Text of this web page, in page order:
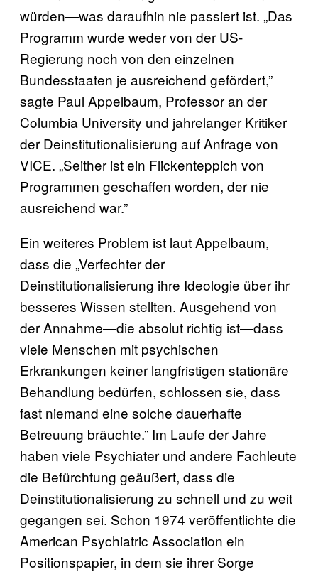
würden—was daraufhin nie passiert ist. „Das
Programm wurde weder von der US-
Regierung noch von den einzelnen
Bundesstaaten je ausreichend gefördert,”
sagte Paul Appelbaum, Professor an der
Columbia University und jahrelanger Kritiker
der Deinstitutionalisierung auf Anfrage von
VICE. „Seither ist ein Flickenteppich von
Programmen geschaffen worden, der nie
ausreichend war.”
Ein weiteres Problem ist laut Appelbaum,
dass die „Verfechter der
Deinstitutionalisierung ihre Ideologie über ihr
besseres Wissen stellten. Ausgehend von
der Annahme—die absolut richtig ist—dass
viele Menschen mit psychischen
Erkrankungen keiner langfristigen stationäre
Behandlung bedürfen, schlossen sie, dass
fast niemand eine solche dauerhafte
Betreuung bräuchte.” Im Laufe der Jahre
haben viele Psychiater und andere Fachleute
die Befürchtung geäußert, dass die
Deinstitutionalisierung zu schnell und zu weit
gegangen sei. Schon 1974 veröffentlichte die
American Psychiatric Association ein
Positionspapier, in dem sie ihrer Sorge